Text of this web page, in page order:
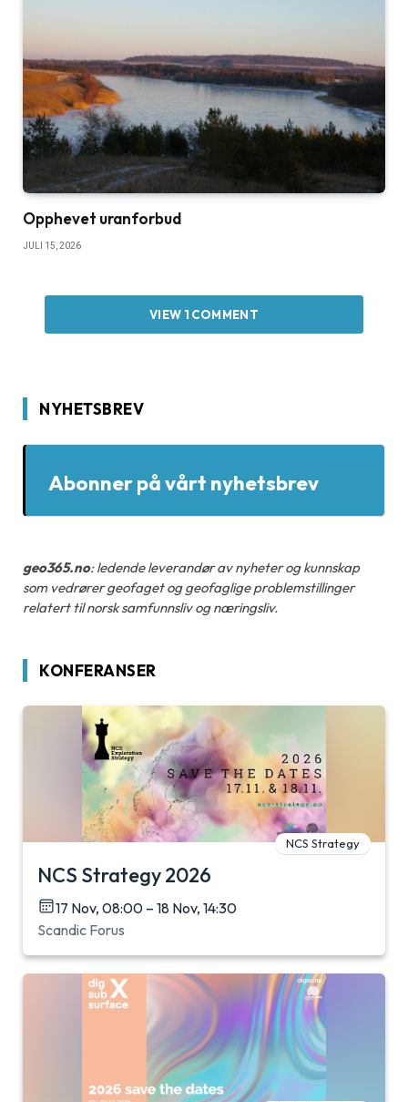
Opphevet uranforbud
JULI 15, 2026
VIEW 1 COMMENT
NYHETSBREV
Abonner på vårt nyhetsbrev
geo365.no: ledende leverandør av nyheter og kunnskap
som vedrører geofaget og geofaglige problemstillinger
relatert til norsk samfunnsliv og næringsliv.
KONFERANSER
NCS Strategy
NCS Strategy 2026
17 Nov, 08:00 – 18 Nov, 14:30
Scandic Forus